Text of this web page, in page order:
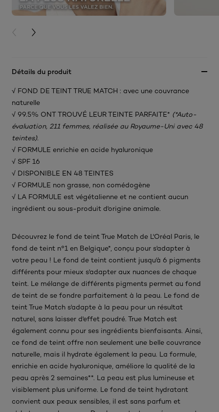
PREVIOUS CARD
NEXT CARD
Détails du produit
√ FOND DE TEINT TRUE MATCH : avec une couvrance
naturelle​
√ 99.5% ONT TROUVÉ LEUR TEINTE PARFAITE* (*Auto-
évaluation, 211 femmes, réalisée au Royaume-Uni avec 48
teintes).
√ FORMULE enrichie en acide hyaluronique​
√ SPF 16
√ DISPONIBLE EN 48 TEINTES​
√ FORMULE non grasse, non comédogène​
√ LA FORMULE est végétalienne et ne contient aucun
ingrédient ou sous-produit d'origine animale.​
Découvrez le fond de teint True Match de L'Oréal Paris, le
fond de teint n°1 en Belgique*, conçu pour s'adapter à
votre peau ! Le fond de teint contient jusqu'à 6 pigments
différents pour mieux s'adapter aux nuances de chaque
teint. Le mélange de différents pigments permet au fond
de teint de se fondre parfaitement à la peau. Le fond de
teint True Match s'adapte à la peau pour un résultat
naturel, sans laisser d'effet poudré. True Match est
également connu pour ses ingrédients bienfaisants. Ainsi,
ce fond de teint offre non seulement une belle couvrance
naturelle, mais il hydrate également la peau. La formule,
enrichie en acide hyaluronique, améliore la qualité de la
peau après 2 semaines**. La peau est plus lumineuse et
visiblement plus uniforme. Le fond de teint hydratant
convient aux peaux sensibles, il est sans parfum et